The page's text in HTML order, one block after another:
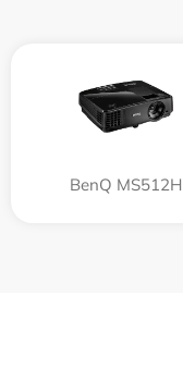
BenQ MS512H